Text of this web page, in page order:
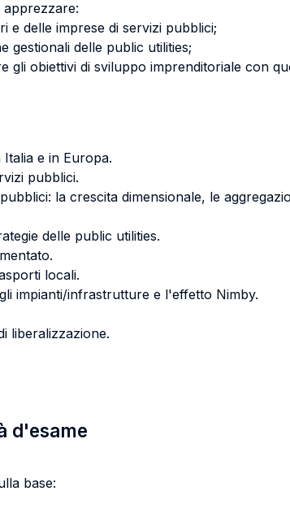
e delle imprese di servizi pubblici;
gestionali delle public utilities;
gli obiettivi di sviluppo imprenditoriale con
e in Europa.
pubblici.
la crescita dimensionale, le
delle public utilities.
locali.
impianti/infrastrutture e l'effetto Nimby.
liberalizzazione.
d'esame
base: